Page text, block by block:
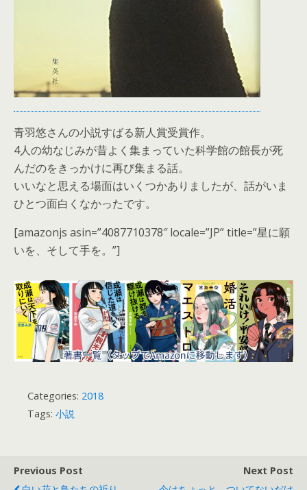
青羽悠さんの小説すばる新人賞受賞作。
4人の幼なじみが昔よく集まっていた科学館の館長が死
んだのをきっかけに再び集まる話。
いいなと思える場面はいくつかありましたが、話がいま
ひとつ面白くなかったです。
[amazonjs asin=”4087710378″ locale=”JP” title=”星に願
いを、そして手を。”]
Categories: 2018
Tags: 小説
Previous Post
Next Post